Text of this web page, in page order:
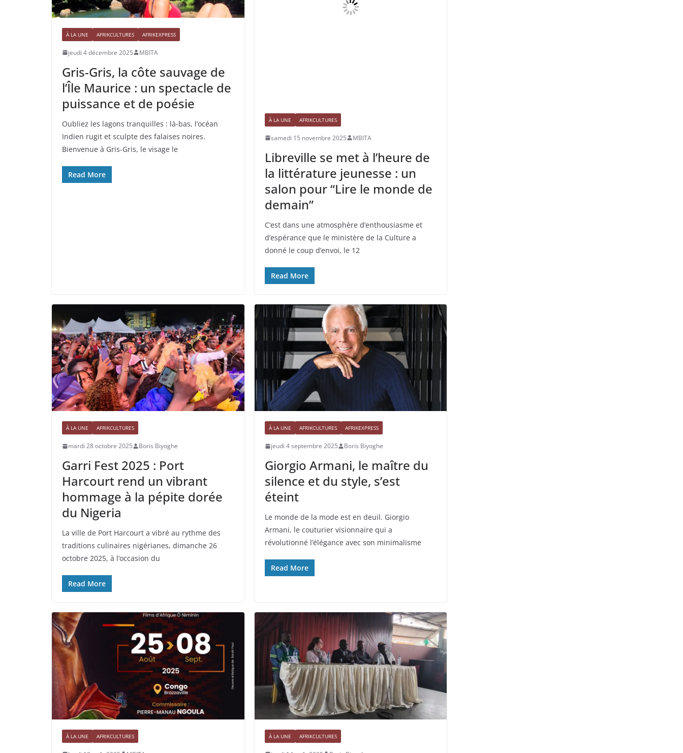
À LA UNE AFRIKCULTURES AFRIKEXPRESS
jeudi 4 décembre 2025 MBITA
Gris-Gris, la côte sauvage de
l’Île Maurice : un spectacle de
puissance et de poésie
Oubliez les lagons tranquilles : là-bas, l’océan
Indien rugit et sculpte des falaises noires.
Bienvenue à Gris-Gris, le visage le
Read More
À LA UNE AFRIKCULTURES
samedi 15 novembre 2025 MBITA
Libreville se met à l’heure de
la littérature jeunesse : un
salon pour “Lire le monde de
demain”
C’est dans une atmosphère d’enthousiasme et
d’espérance que le ministère de la Culture a
donné le coup d’envoi, le 12
Read More
À LA UNE AFRIKCULTURES
mardi 28 octobre 2025 Boris Biyoghe
Garri Fest 2025 : Port
Harcourt rend un vibrant
hommage à la pépite dorée
du Nigeria
La ville de Port Harcourt a vibré au rythme des
traditions culinaires nigérianes, dimanche 26
octobre 2025, à l’occasion du
Read More
À LA UNE AFRIKCULTURES AFRIKEXPRESS
jeudi 4 septembre 2025 Boris Biyoghe
Giorgio Armani, le maître du
silence et du style, s’est
éteint
Le monde de la mode est en deuil. Giorgio
Armani, le couturier visionnaire qui a
révolutionné l’élégance avec son minimalisme
Read More
À LA UNE AFRIKCULTURES À LA UNE AFRIKCULTURES